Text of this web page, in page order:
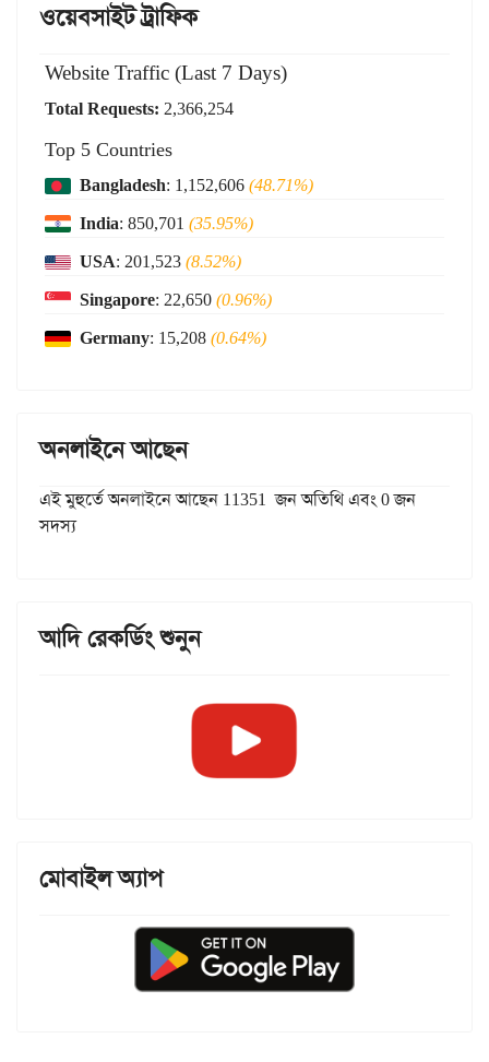
ওয়েবসাইট ট্রাফিক
Website Traffic (Last 7 Days)
Total Requests: 2,366,254
Top 5 Countries
Bangladesh: 1,152,606(48.71%)
India: 850,701 (35.95%)
USA: 201,523(8.52%)
Singapore: 22,650(0.96%)
Germany: 15,208(0.64%)
অনলাইনে আছেন
এই মুহুর্তে অনলাইনে আছেন 11351 জন অতিথি এবং 0 জন
সদস্য
আদি রেকর্ডিং শুনুন
মোবাইল অ্যাপ